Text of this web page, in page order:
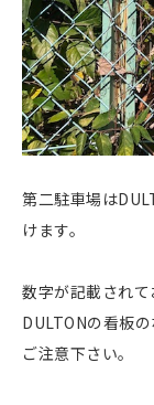
第二駐車場は
けます。
数字が記載され
DULTONの看板
ご注意下さい。